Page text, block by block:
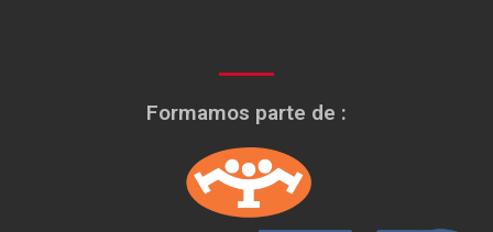
Formamos parte de :